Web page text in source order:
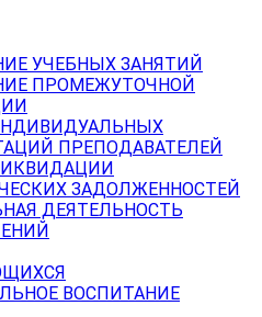
УЧЕБНЫХ ЗАНЯТИЙ
ПРОМЕЖУТОЧНОЙ
ПРЕПОДАВАТЕЛЕЙ
ЗАДОЛЖЕННОСТЕЙ
ДЕЯТЕЛЬНОСТЬ
ВОСПИТАНИЕ